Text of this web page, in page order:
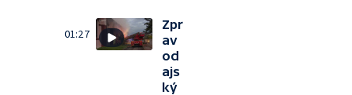
01:27
Zpr
av
od
ajs
ký